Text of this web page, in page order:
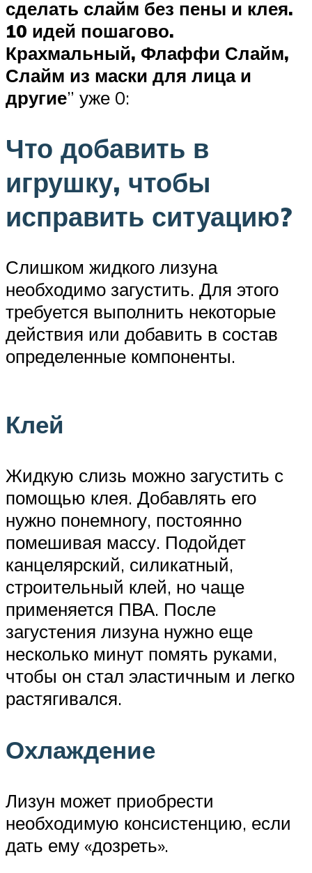
сделать слайм без пены и клея.
10 идей пошагово.
Крахмальный, Флаффи Слайм,
Слайм из маски для лица и
другие” уже 0:
Что добавить в
игрушку, чтобы
исправить ситуацию?
Слишком жидкого лизуна
необходимо загустить. Для этого
требуется выполнить некоторые
действия или добавить в состав
определенные компоненты.
Клей
Жидкую слизь можно загустить с
помощью клея. Добавлять его
нужно понемногу, постоянно
помешивая массу. Подойдет
канцелярский, силикатный,
строительный клей, но чаще
применяется ПВА. После
загустения лизуна нужно еще
несколько минут помять руками,
чтобы он стал эластичным и легко
растягивался.
Охлаждение
Лизун может приобрести
необходимую консистенцию, если
дать ему «дозреть».